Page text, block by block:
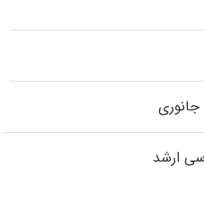
ارشد